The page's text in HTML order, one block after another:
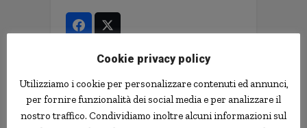
Le news più strane
notizie.delmondo.info è il blog che dal 2003
Cookie privacy policy
Utilizziamo i cookie per personalizzare contenuti ed annunci,
per fornire funzionalità dei social media e per analizzare il
nostro traffico. Condividiamo inoltre alcuni informazioni sul